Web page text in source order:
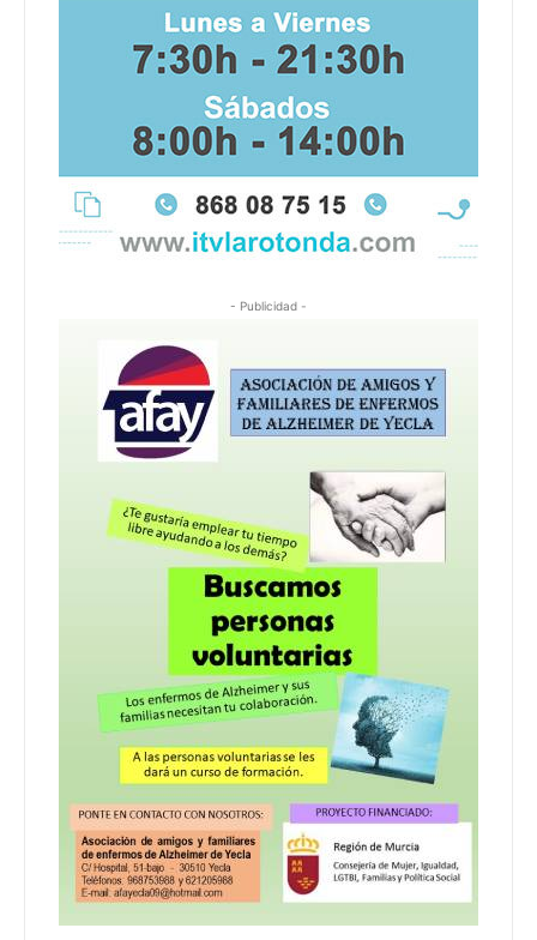
- Publicidad -